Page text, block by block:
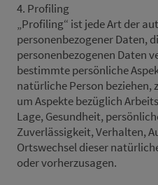
4. Profiling
„Profiling“ ist jede Art der
personenbezogener Daten,
personenbezogenen Daten
bestimmte persönliche
natürliche Person beziehen,
um Aspekte bezüglich
Lage, Gesundheit,
Zuverlässigkeit, Verhalten,
Ortswechsel dieser
oder vorherzusagen.